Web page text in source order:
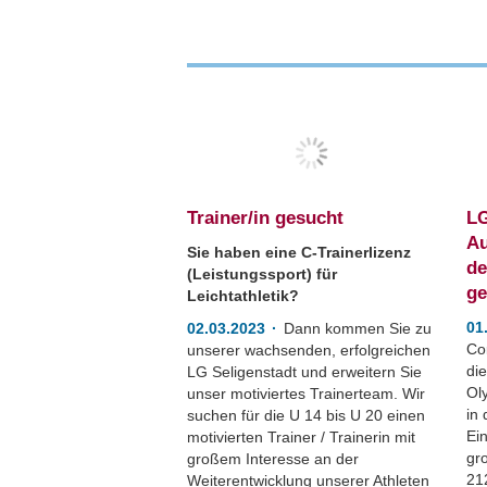
Trainer/in gesucht
Sie haben eine C-Trainerlizenz
(Leistungssport) für
Leichtathletik?
02.03.2023
Dann kommen Sie zu
unserer wachsenden, erfolgreichen
LG Seligenstadt und erweitern Sie
unser motiviertes Trainerteam. Wir
suchen für die U 14 bis U 20 einen
motivierten Trainer / Trainerin mit
großem Interesse an der
Weiterentwicklung unserer Athleten
in